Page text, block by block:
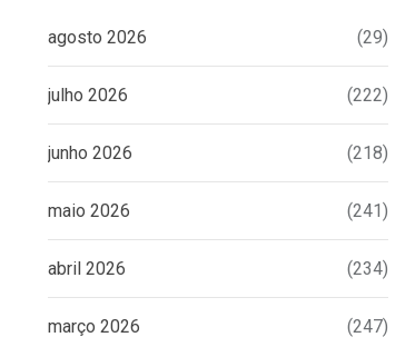
agosto 2026 (29)
julho 2026 (222)
junho 2026 (218)
maio 2026 (241)
abril 2026 (234)
março 2026 (247)